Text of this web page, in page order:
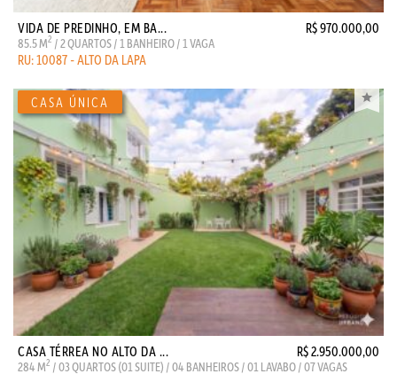
VIDA DE PREDINHO, EM BA... R$ 970.000,00
85.5 M2 / 2 QUARTOS / 1 BANHEIRO / 1 VAGA
RU: 10087 - ALTO DA LAPA
CASA TÉRREA NO ALTO DA ... R$ 2.950.000,00
284 M2 / 03 QUARTOS (01 SUITE) / 04 BANHEIROS / 01 LAVABO / 07 VAGAS